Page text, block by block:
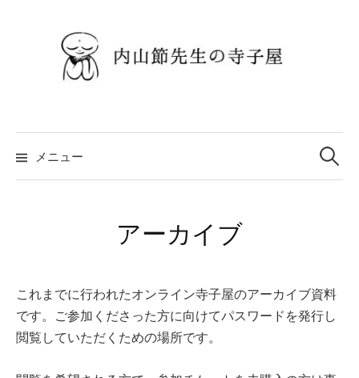
キ
ッ
メニュー
検
索:
アーカイブ
これまでに行われたオンライン寺子屋のアーカイブ資料
です。ご参加くださった方に向けてパスワードを発行し
閲覧していただくための場所です。